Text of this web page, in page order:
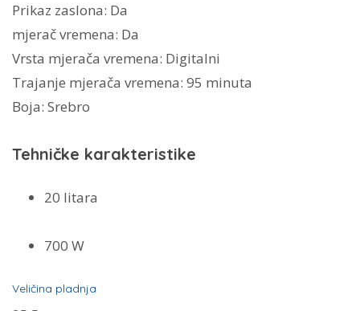
Prikaz zaslona: Da
mjerač vremena: Da
Vrsta mjerača vremena: Digitalni
Trajanje mjerača vremena: 95 minuta
Boja: Srebro
Tehničke karakteristike
20 litara
700 W
Veličina pladnja